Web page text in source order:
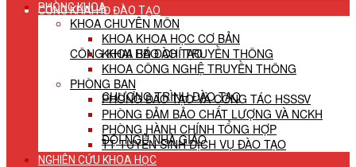
CÔNG KHAI HĐ ĐÀO TẠO
CÔNG KHAI HĐ ĐÀO TẠO
CHƯƠNG TRÌNH ĐÀO TẠO
ĐỘI NGŨ NHÀ GIÁO
PHÒNG KHOA
KHOA CHUYÊN MÔN
KHOA KHOA HỌC CƠ BẢN
KHOA BÁO CHÍ TRUYỀN THÔNG
KHOA CÔNG NGHỆ TRUYỀN THÔNG
PHÒNG BAN
PHÒNG ĐÀO TẠO VÀ CÔNG TÁC HSSSV
PHÒNG ĐẢM BẢO CHẤT LƯỢNG VÀ NCKH
PHÒNG HÀNH CHÍNH TỔNG HỢP
TT TUYỂN SINH DỊCH VỤ ĐÀO TẠO
NGHIÊN CỨU KHOA HỌC